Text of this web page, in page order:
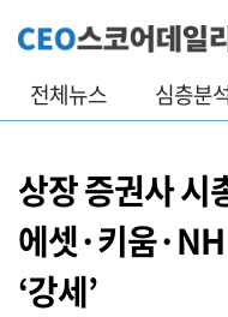
전체뉴스 심층분
상장 증권사
에셋·키움
‘강세’